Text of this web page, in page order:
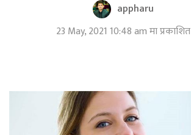
appharu
23 May, 2021 10:48 am मा प्रकाशित